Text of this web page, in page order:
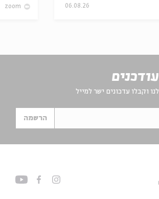
06.08.26
zoom
וקבלו עדכונים ישר למייל
הרשמה